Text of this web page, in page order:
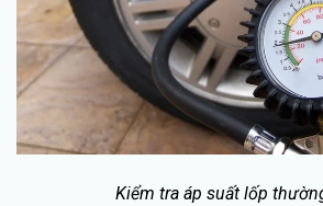
Kiểm tra áp suất lốp